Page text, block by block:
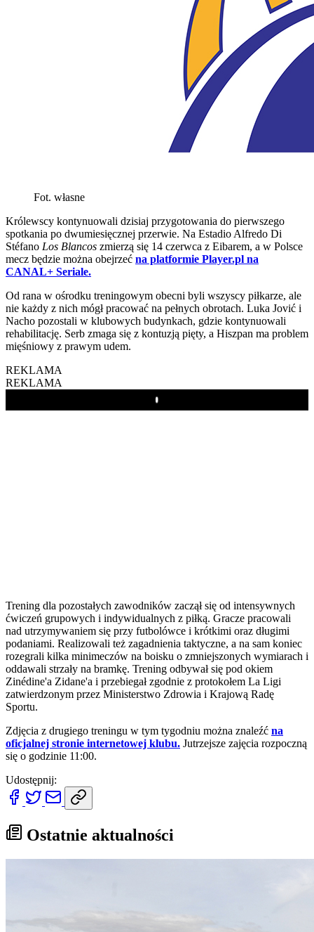
Fot. własne
Królewscy kontynuowali dzisiaj przygotowania do pierwszego
spotkania po dwumiesięcznej przerwie. Na Estadio Alfredo Di
Stéfano Los Blancos zmierzą się 14 czerwca z Eibarem, a w Polsce
mecz będzie można obejrzeć na platformie Player.pl na
CANAL+ Seriale.
Od rana w ośrodku treningowym obecni byli wszyscy piłkarze, ale
nie każdy z nich mógł pracować na pełnych obrotach. Luka Jović i
Nacho pozostali w klubowych budynkach, gdzie kontynuowali
rehabilitację. Serb zmaga się z kontuzją pięty, a Hiszpan ma problem
mięśniowy z prawym udem.
REKLAMA
REKLAMA
Play
Trening dla pozostałych zawodników zaczął się od intensywnych
ćwiczeń grupowych i indywidualnych z piłką. Gracze pracowali
nad utrzymywaniem się przy futbolówce i krótkimi oraz długimi
podaniami. Realizowali też zagadnienia taktyczne, a na sam koniec
rozegrali kilka minimeczów na boisku o zmniejszonych wymiarach i
oddawali strzały na bramkę. Trening odbywał się pod okiem
Zinédine'a Zidane'a i przebiegał zgodnie z protokołem La Ligi
zatwierdzonym przez Ministerstwo Zdrowia i Krajową Radę
Sportu.
Zdjęcia z drugiego treningu w tym tygodniu można znaleźć na
oficjalnej stronie internetowej klubu. Jutrzejsze zajęcia rozpoczną
się o godzinie 11:00.
Udostępnij:
Ostatnie aktualności